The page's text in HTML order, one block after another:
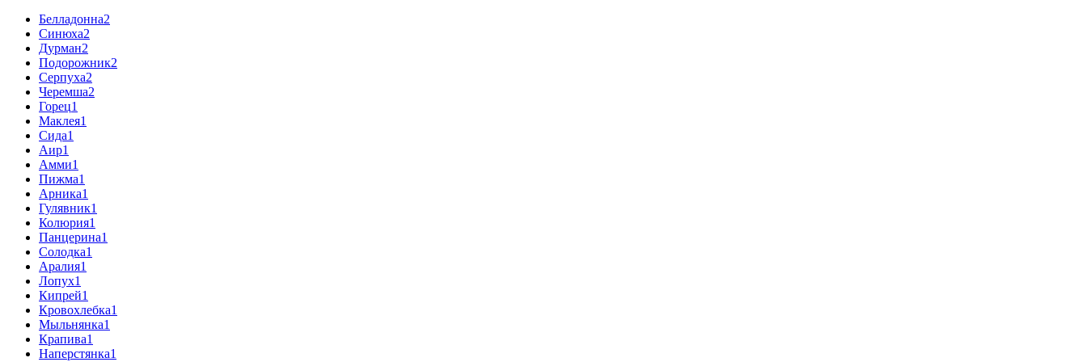
Белладонна2
Синюха2
Дурман2
Подорожник2
Серпуха2
Черемша2
Горец1
Маклея1
Сида1
Аир1
Амми1
Пижма1
Арника1
Гулявник1
Колюрия1
Панцерина1
Солодка1
Аралия1
Лопух1
Кипрей1
Кровохлебка1
Мыльнянка1
Крапива1
Наперстянка1